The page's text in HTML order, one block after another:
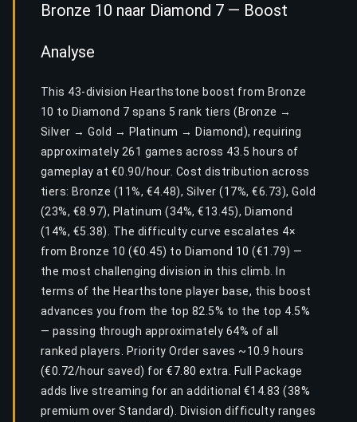
Bronze 10 naar Diamond 7 — Boost
Analyse
This 43-division Hearthstone boost from Bronze
10 to Diamond 7 spans 5 rank tiers (Bronze →
Silver → Gold → Platinum → Diamond), requiring
approximately 261 games across 43.5 hours of
gameplay at €0.90/hour. Cost distribution across
tiers: Bronze (11%, €4.48), Silver (17%, €6.73), Gold
(23%, €8.97), Platinum (34%, €13.45), Diamond
(14%, €5.38). The difficulty curve escalates 4×
from Bronze 10 (€0.45) to Diamond 10 (€1.79) —
the most challenging division in this climb. In
terms of the Hearthstone player base, this boost
advances you from the top 82.5% to the top 4.5%
— passing through approximately 64% of all
ranked players. Priority Order saves ~10.9 hours
(€0.72/hour saved) for €7.80 extra. Full Package
adds live streaming for an additional €14.83 (38%
premium over Standard). Division difficulty ranges